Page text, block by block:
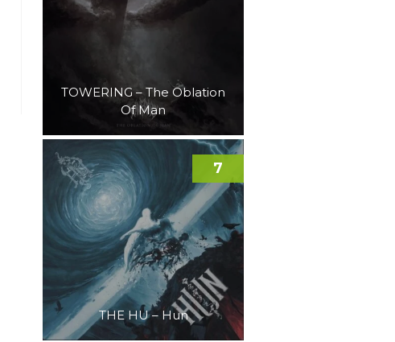
TOWERING – The Oblation
Of Man
THE HU – Hun
7